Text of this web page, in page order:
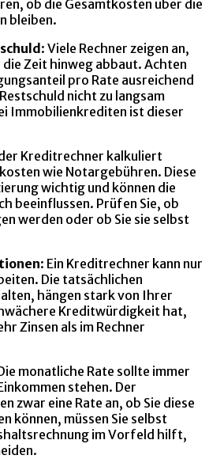
ob die Gesamtkosten über die
bleiben.
: Viele Rechner zeigen an,
Zeit hinweg abbaut. Achten
pro Rate ausreichend
nicht zu langsam
Immobilienkrediten ist dieser
Kreditrechner kalkuliert
wie Notargebühren. Diese
wichtig und können die
beeinflussen. Prüfen Sie, ob
werden oder ob Sie sie selbst
: Ein Kreditrechner kann nur
Die tatsächlichen
hängen stark von Ihrer
Kreditwürdigkeit hat,
Zinsen als im Rechner
monatliche Rate sollte immer
stehen. Der
zwar eine Rate an, ob Sie diese
können, müssen Sie selbst
im Vorfeld hilft,